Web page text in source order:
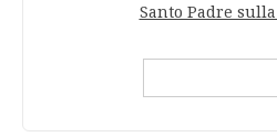
Santo Padre